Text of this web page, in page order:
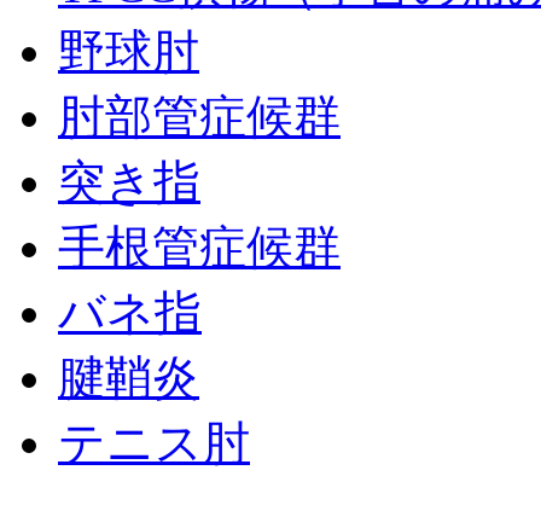
野球肘
肘部管症候群
突き指
手根管症候群
バネ指
腱鞘炎
テニス肘